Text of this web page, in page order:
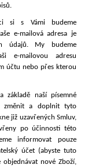
si s Vámi budeme
e-mailová adresa je
údajů. My budeme
e-mailovou adresu
účtu nebo přes kterou
základě naší písemné
změnit a doplnit tyto
již uzavřených Smluv,
po účinnosti této
informovat pouze
účet (abyste tuto
nové Zboží,